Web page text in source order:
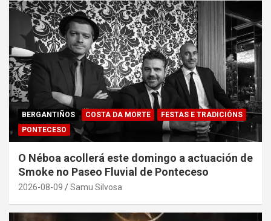
BERGANTIÑOS COSTA DA MORTE
FESTAS E TRADICIÓNS
PONTECESO
O Néboa acollerá este domingo a actuación de
Smoke no Paseo Fluvial de Ponteceso
2026-08-09 Samu Silvosa